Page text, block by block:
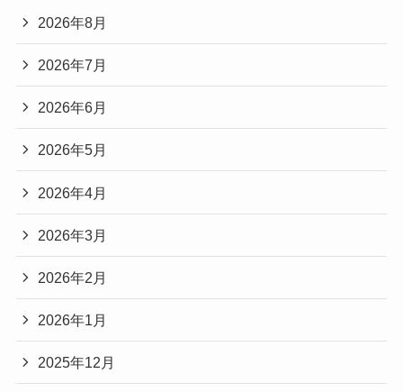
2026年8月
2026年7月
2026年6月
2026年5月
2026年4月
2026年3月
2026年2月
2026年1月
2025年12月